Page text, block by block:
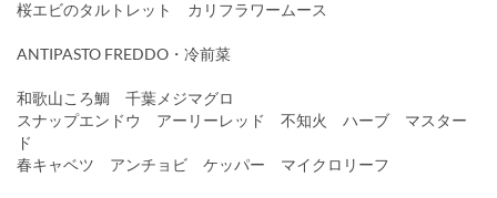
桜エビのタルトレット カリフラワームース
ANTIPASTO FREDDO・冷前菜
和歌山ころ鯛 千葉メジマグロ
スナップエンドウ アーリーレッド 不知火 ハーブ マスター
ド
春キャベツ アンチョビ ケッパー マイクロリーフ